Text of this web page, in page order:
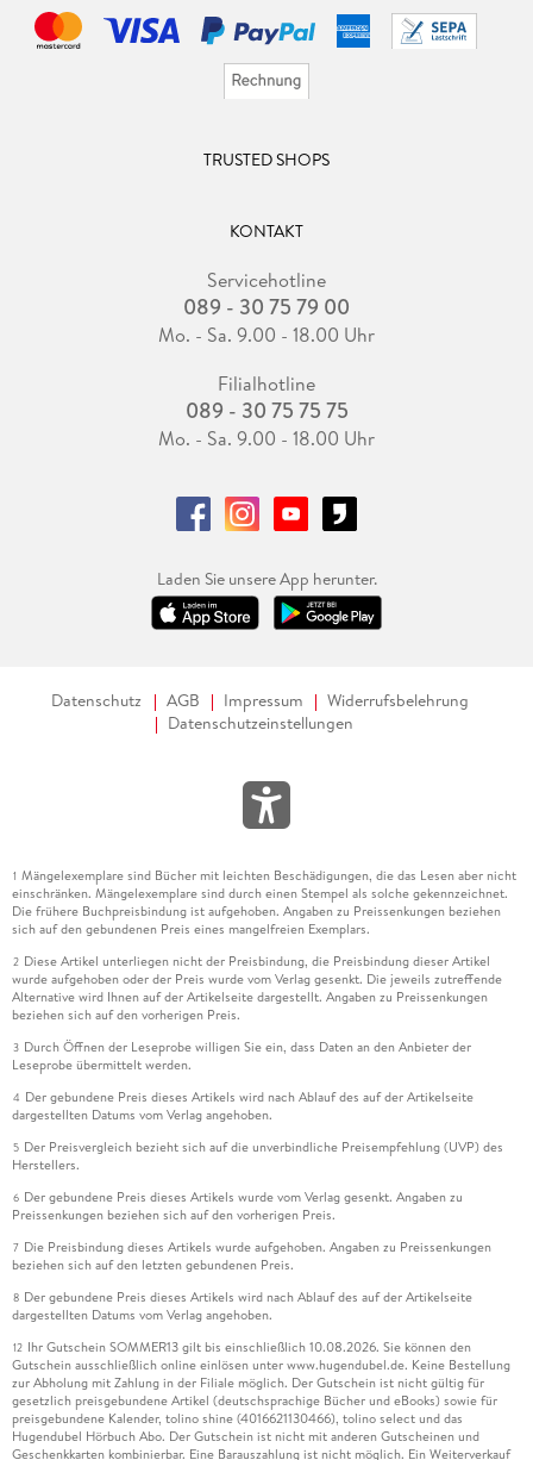
TRUSTED SHOPS
KONTAKT
Servicehotline
089 - 30 75 79 00
Mo. - Sa. 9.00 - 18.00 Uhr
Filialhotline
089 - 30 75 75 75
Mo. - Sa. 9.00 - 18.00 Uhr
Laden Sie unsere App herunter.
Datenschutz AGB Impressum
Widerrufsbelehrung
Datenschutzeinstellungen
1 Mängelexemplare sind Bücher mit leichten Beschädigungen, die das Lesen aber nicht
einschränken. Mängelexemplare sind durch einen Stempel als solche gekennzeichnet.
Die frühere Buchpreisbindung ist aufgehoben. Angaben zu Preissenkungen beziehen
sich auf den gebundenen Preis eines mangelfreien Exemplars.
2 Diese Artikel unterliegen nicht der Preisbindung, die Preisbindung dieser Artikel
wurde aufgehoben oder der Preis wurde vom Verlag gesenkt. Die jeweils zutreffende
Alternative wird Ihnen auf der Artikelseite dargestellt. Angaben zu Preissenkungen
beziehen sich auf den vorherigen Preis.
3 Durch Öffnen der Leseprobe willigen Sie ein, dass Daten an den Anbieter der
Leseprobe übermittelt werden.
4 Der gebundene Preis dieses Artikels wird nach Ablauf des auf der Artikelseite
dargestellten Datums vom Verlag angehoben.
5 Der Preisvergleich bezieht sich auf die unverbindliche Preisempfehlung (UVP) des
Herstellers.
6 Der gebundene Preis dieses Artikels wurde vom Verlag gesenkt. Angaben zu
Preissenkungen beziehen sich auf den vorherigen Preis.
7 Die Preisbindung dieses Artikels wurde aufgehoben. Angaben zu Preissenkungen
beziehen sich auf den letzten gebundenen Preis.
8 Der gebundene Preis dieses Artikels wird nach Ablauf des auf der Artikelseite
dargestellten Datums vom Verlag angehoben.
12 Ihr Gutschein SOMMER13 gilt bis einschließlich 10.08.2026. Sie können den
Gutschein ausschließlich online einlösen unter www.hugendubel.de. Keine Bestellung
zur Abholung mit Zahlung in der Filiale möglich. Der Gutschein ist nicht gültig für
gesetzlich preisgebundene Artikel (deutschsprachige Bücher und eBooks) sowie für
preisgebundene Kalender, tolino shine (4016621130466), tolino select und das
Hugendubel Hörbuch Abo. Der Gutschein ist nicht mit anderen Gutscheinen und
Geschenkkarten kombinierbar. Eine Barauszahlung ist nicht möglich. Ein Weiterverkauf